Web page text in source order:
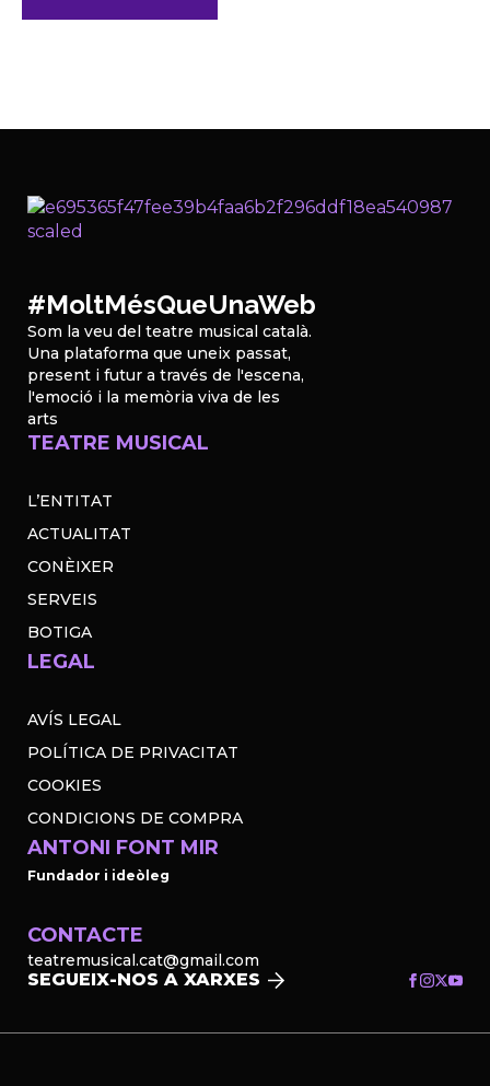
#MoltMésQueUnaWeb
Som la veu del teatre musical català.
Una plataforma que uneix passat,
present i futur a través de l'escena,
l'emoció i la memòria viva de les
arts
TEATRE MUSICAL
L’ENTITAT
ACTUALITAT
CONÈIXER
SERVEIS
BOTIGA
LEGAL
AVÍS LEGAL
POLÍTICA DE PRIVACITAT
COOKIES
CONDICIONS DE COMPRA
ANTONI FONT MIR
Fundador i ideòleg
CONTACTE
teatremusical.cat@gmail.com
SEGUEIX-NOS A XARXES